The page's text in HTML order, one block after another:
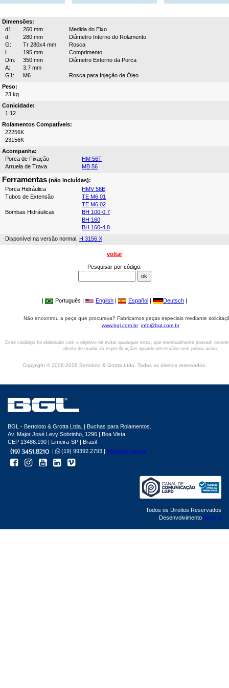
Dimensões:
d1:
260 mm
Medida do Eixo
d:
280 mm
Diâmetro Interno do Rolamento
G:
Tr 280x4 mm
Rosca
l:
195 mm
Comprimento
Dm:
350 mm
Diâmetro Externo da Porca
A:
3.7 mm
G1:
M6
Rosca para Injeção de Óleo
Peso:
23 kg
Conicidade:
1:12
Rolamentos Compatíveis:
22256K
23156K
Acompanha:
Porca de Fixação
HM 56T
Arruela de Trava
MB 56
Ferramentas (não incluídas):
Porca Hidráulica
HMV 56E
Tubos de Extensão
TE M6 01
TE M6 02
Bombas Hidráulicas
BH 100-0.7
BH 160
BH 160-4.8
Disponível na versão normal, H 3156 X
voltar
Pesquisar por código:
| Português | English | Español | Deutsch |
Não encontrou a peça que procurava? Fabricamos peças especiais mediante
www.bgl.com.br info@bgl.com.br
Esse catálogo foi elaborado com o objetivo de evitar quaisquer erros, que eventualmente possam
direito de mudar as especificações quando necessário sem prévio aviso.
Copyright © 2006-2026 Bertoloto & Grotta Ltda. Todos os direitos reservados.
BGL - Bertoloto & Grotta Ltda. | Buchas para Rolamentos.
Av. Major José Levy Sobrinho, 1296 | Boa Vista
CEP 13486.190 | Limeira-SP | Brasil
|
(19) 99392.2793 | info@bgl.com.br
Todos os Direitos Reservados
Desenvolvimento Sphera